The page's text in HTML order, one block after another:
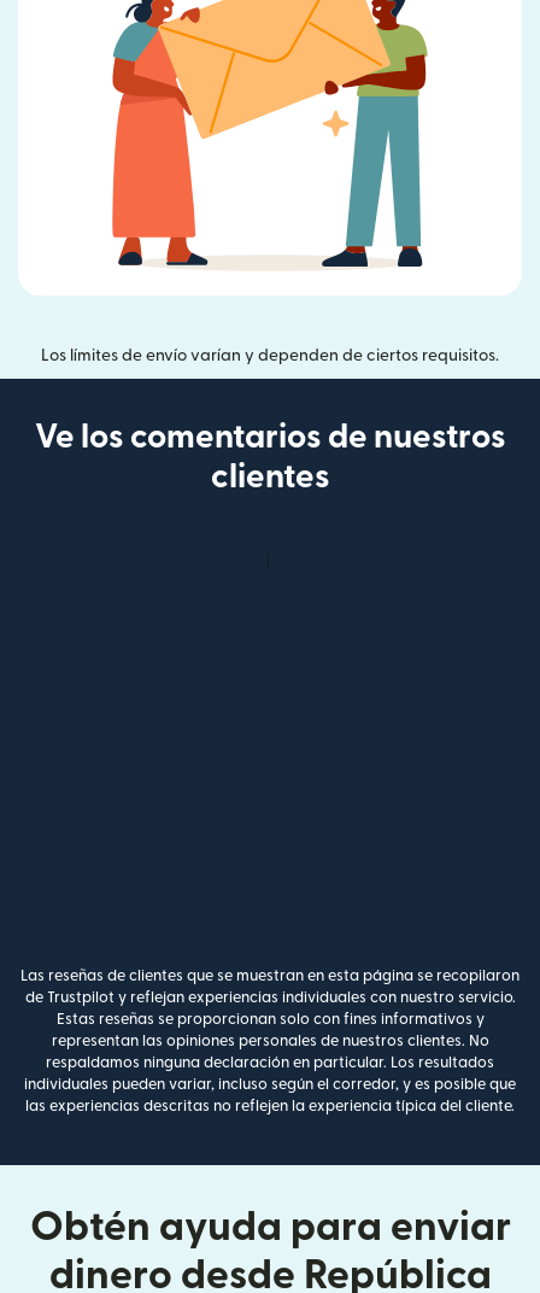
Los límites de envío varían y dependen de ciertos requisitos.
Ve los comentarios de nuestros
clientes
Las reseñas de clientes que se muestran en esta página se recopilaron
de Trustpilot y reflejan experiencias individuales con nuestro servicio.
Estas reseñas se proporcionan solo con fines informativos y
representan las opiniones personales de nuestros clientes. No
respaldamos ninguna declaración en particular. Los resultados
individuales pueden variar, incluso según el corredor, y es posible que
las experiencias descritas no reflejen la experiencia típica del cliente.
Obtén ayuda para enviar
dinero desde República